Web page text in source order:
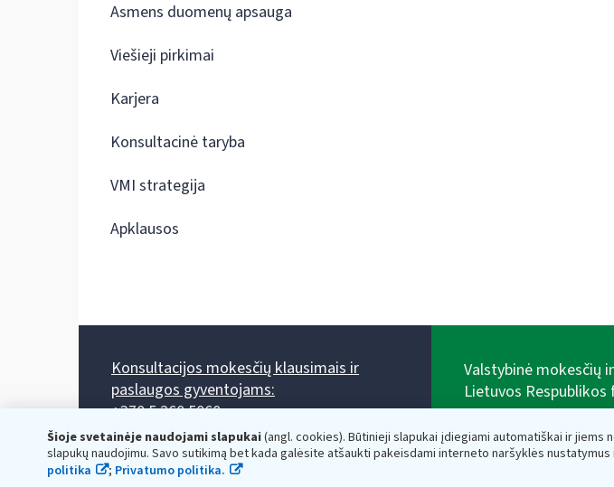
Šioje svetainėje naudojami slapukai(angl. cookies). Būtinieji slapukai įdiegiami automatiškai ir
slapukų naudojimu. Savo sutikimą bet kada galėsite atšaukti pakeisdami interneto naršyklės
politika
; Privatumo politika.
Asmens duomenų apsauga
Viešieji pirkimai
Karjera
Konsultacinė taryba
VMI strategija
Apklausos
Konsultacijos mokesčių klausimais ir
paslaugos gyventojams:
+370 5 260 5060
Darbo laikas: I-IV 8.00-17.00, V 8.00-15.45.
Prieššventinę dieną - viena valanda trumpiau.
Kiekvieno mėnesio antrą penktadienį 8.00 val. - 12.00 val.
Valstybinė mokesčių
Lietuvos
adresas: Vasario 16-osios g.
el.paštas:vmi@vmi.lt, E.